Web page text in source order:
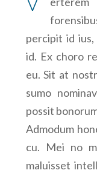
percipit id ius,
id. Ex choro
eu. Sit at
sumo
possit
Admodum
cu. Mei no
maluisset